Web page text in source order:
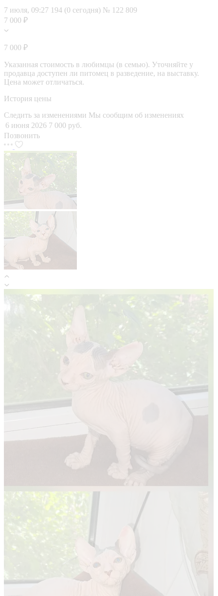
7 июля, 09:27 194 (0 сегодня) № 122 809
7 000 ₽
7 000 ₽
Указанная стоимость в любимцы (в семью). Уточняйте у
продавца доступен ли питомец в разведение, на выставку.
Цена может отличаться.
История цены
Следить за изменениями Мы сообщим об изменениях
6 июня 2026 7 000 руб.
Позвонить